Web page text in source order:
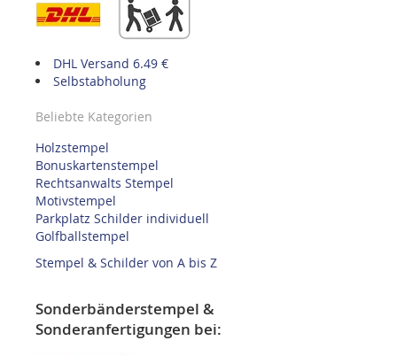
DHL Versand 6.49 €
Selbstabholung
Beliebte Kategorien
Holzstempel
Bonuskartenstempel
Rechtsanwalts Stempel
Motivstempel
Parkplatz Schilder individuell
Golfballstempel
Stempel & Schilder von A bis Z
Sonderbänderstempel &
Sonderanfertigungen bei: